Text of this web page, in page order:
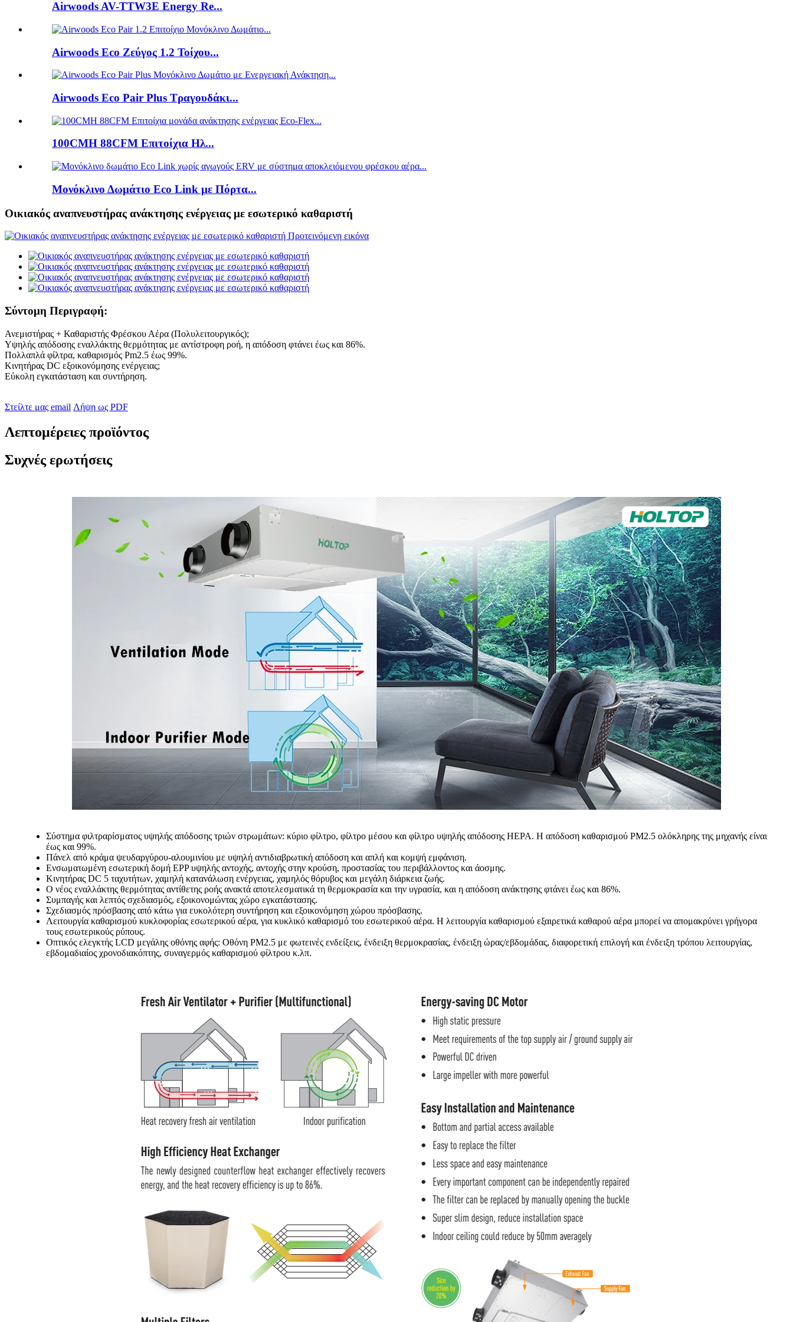
Airwoods AV-TTW3E Energy Re...
Airwoods Eco Ζεύγος 1.2 Τοίχου...
Airwoods Eco Pair Plus Τραγουδάκι...
100CMH 88CFM Επιτοίχια Ηλ...
Μονόκλινο Δωμάτιο Eco Link με Πόρτα...
Οικιακός αναπνευστήρας ανάκτησης ενέργειας με εσωτερικό καθαριστή
Σύντομη Περιγραφή:
Ανεμιστήρας + Καθαριστής Φρέσκου Αέρα (Πολυλειτουργικός);
Υψηλής απόδοσης εναλλάκτης θερμότητας με αντίστροφη ροή, η απόδοση φτάνει έως και 86%.
Πολλαπλά φίλτρα, καθαρισμός Pm2.5 έως 99%.
Κινητήρας DC εξοικονόμησης ενέργειας;
Εύκολη εγκατάσταση και συντήρηση.
Στείλτε μας email Λήψη ως PDF
Λεπτομέρειες προϊόντος
Συχνές ερωτήσεις
Σύστημα φιλτραρίσματος υψηλής απόδοσης τριών στρωμάτων: κύριο φίλτρο, φίλτρο μέσου και φίλτρο υψηλής απόδοσης HEPA. Η απόδοση καθαρισμού PM2.5 ολόκληρης της μηχανής είναι
έως και 99%.
Πάνελ από κράμα ψευδαργύρου-αλουμινίου με υψηλή αντιδιαβρωτική απόδοση και απλή και κομψή εμφάνιση.
Ενσωματωμένη εσωτερική δομή EPP υψηλής αντοχής, αντοχής στην κρούση, προστασίας του περιβάλλοντος και άοσμης.
Κινητήρας DC 5 ταχυτήτων, χαμηλή κατανάλωση ενέργειας, χαμηλός θόρυβος και μεγάλη διάρκεια ζωής.
Ο νέος εναλλάκτης θερμότητας αντίθετης ροής ανακτά αποτελεσματικά τη θερμοκρασία και την υγρασία, και η απόδοση ανάκτησης φτάνει έως και 86%.
Συμπαγής και λεπτός σχεδιασμός, εξοικονομώντας χώρο εγκατάστασης.
Σχεδιασμός πρόσβασης από κάτω για ευκολότερη συντήρηση και εξοικονόμηση χώρου πρόσβασης.
Λειτουργία καθαρισμού κυκλοφορίας εσωτερικού αέρα, για κυκλικό καθαρισμό του εσωτερικού αέρα. Η λειτουργία καθαρισμού εξαιρετικά καθαρού αέρα μπορεί να απομακρύνει γρήγορα
τους εσωτερικούς ρύπους.
Οπτικός ελεγκτής LCD μεγάλης οθόνης αφής: Οθόνη PM2.5 με φωτεινές ενδείξεις, ένδειξη θερμοκρασίας, ένδειξη ώρας/εβδομάδας, διαφορετική επιλογή και ένδειξη τρόπου λειτουργίας,
εβδομαδιαίος χρονοδιακόπτης, συναγερμός καθαρισμού φίλτρου κ.λπ.